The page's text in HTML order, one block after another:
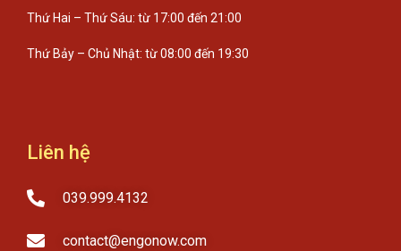
Thứ Hai – Thứ Sáu: từ 17:00 đến 21:00
Thứ Bảy – Chủ Nhật: từ 08:00 đến 19:30
Liên hệ
039.999.4132
contact@engonow.com